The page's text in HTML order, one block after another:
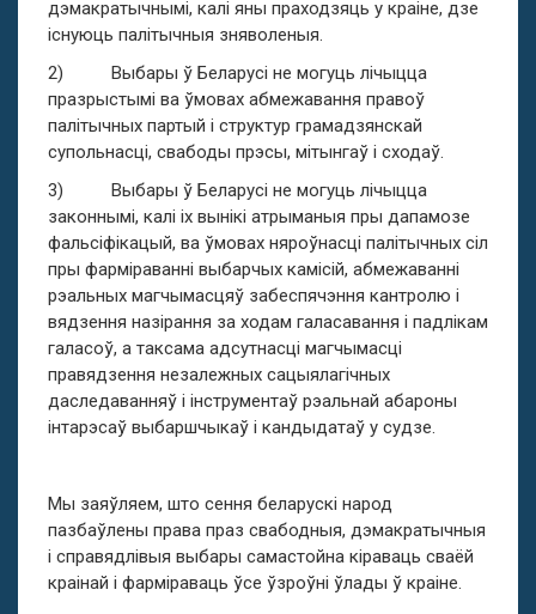
дэмакратычнымі, калі яны праходзяць у краіне, дзе
існуюць палітычныя зняволеныя.
2) Выбары ў Беларусі не могуць лічыцца
празрыстымі ва ўмовах абмежавання правоў
палітычных партый і структур грамадзянскай
супольнасці, свабоды прэсы, мітынгаў і сходаў.
3) Выбары ў Беларусі не могуць лічыцца
законнымі, калі іх вынікі атрыманыя пры дапамозе
фальсіфікацый, ва ўмовах няроўнасці палітычных сіл
пры фарміраванні выбарчых камісій, абмежаванні
рэальных магчымасцяў забеспячэння кантролю і
вядзення назірання за ходам галасавання і падлікам
галасоў, а таксама адсутнасці магчымасці
правядзення незалежных сацыялагічных
даследаванняў і інструментаў рэальнай абароны
інтарэсаў выбаршчыкаў і кандыдатаў у судзе.
Мы заяўляем, што сення беларускі народ
пазбаўлены права праз свабодныя, дэмакратычныя
і справядлівыя выбары самастойна кіраваць сваёй
краінай і фарміраваць ўсе ўзроўні ўлады ў краіне.